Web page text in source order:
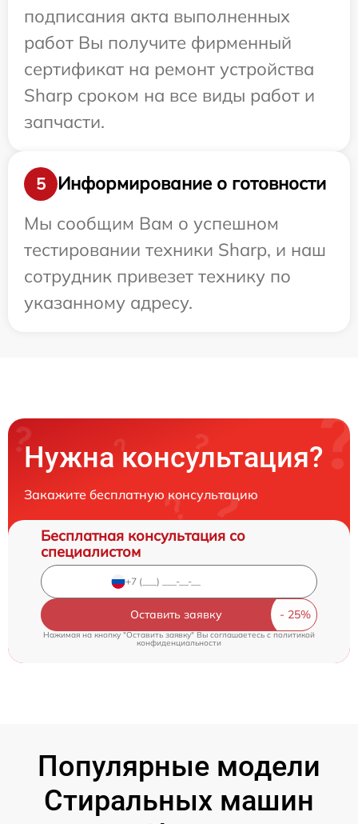
подписания акта выполненных
работ Вы получите фирменный
сертификат на ремонт устройства
Sharp сроком на все виды работ и
запчасти.
5
Информирование о готовности
Мы сообщим Вам о успешном
тестировании техники Sharp, и наш
сотрудник привезет технику по
указанному адресу.
Нужна консультация?
Закажите бесплатную консультацию
Бесплатная консультация со
специалистом
Оставить заявку
Нажимая на кнопку "Оставить заявку" Вы соглашаетесь cполитикой
конфиденциальности
Популярные модели
Стиральных машин